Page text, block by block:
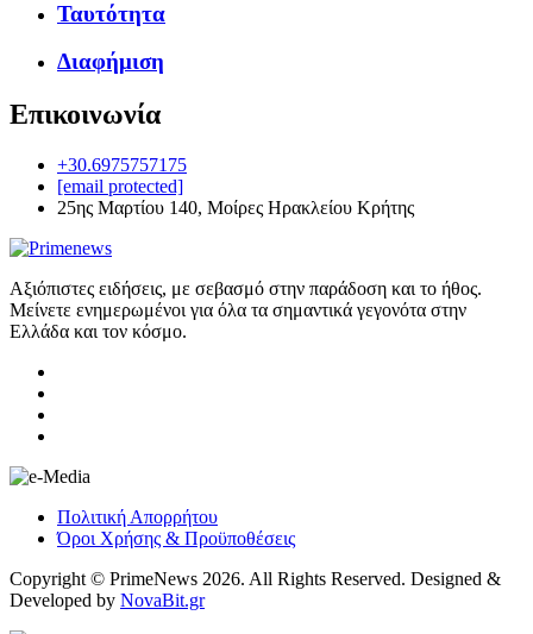
Ταυτότητα
Διαφήμιση
Επικοινωνία
+30.6975757175
[email protected]
25ης Μαρτίου 140, Μοίρες Ηρακλείου Κρήτης
Αξιόπιστες ειδήσεις, με σεβασμό στην παράδοση και το ήθος.
Μείνετε ενημερωμένοι για όλα τα σημαντικά γεγονότα στην
Ελλάδα και τον κόσμο.
Πολιτική Απορρήτου
Όροι Χρήσης & Προϋποθέσεις
Copyright © PrimeNews 2026. All Rights Reserved. Designed &
Developed by NovaBit.gr